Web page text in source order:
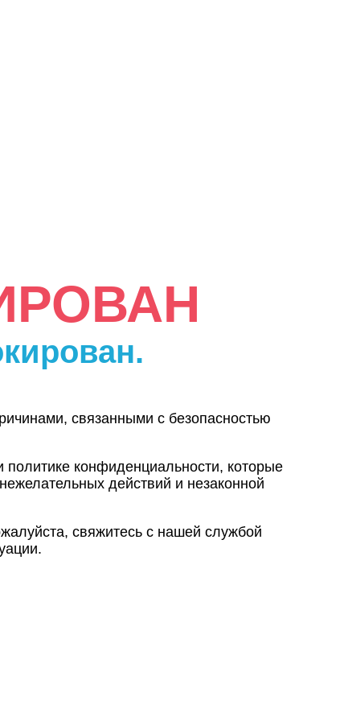
связанными с безопасностью
конфиденциальности, которые
действий и незаконной
свяжитесь с нашей службой